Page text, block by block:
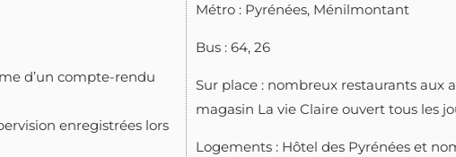
d’un compte-rendu
enregistrées lors
Métro : Pyrénées, Ménilmontant
Bus : 64, 26
Sur place : nombreux restaurants aux
magasin La vie Claire ouvert tous les
Logements : Hôtel des Pyrénées et